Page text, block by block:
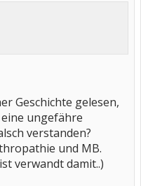
Geschichte gelesen,
ungefähre
verstanden?
und MB.
verwandt damit..)